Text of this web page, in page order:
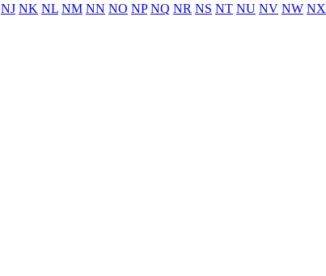
NJ NK NL NM NN NO NP NQ NR NS NT NU NV NW NX